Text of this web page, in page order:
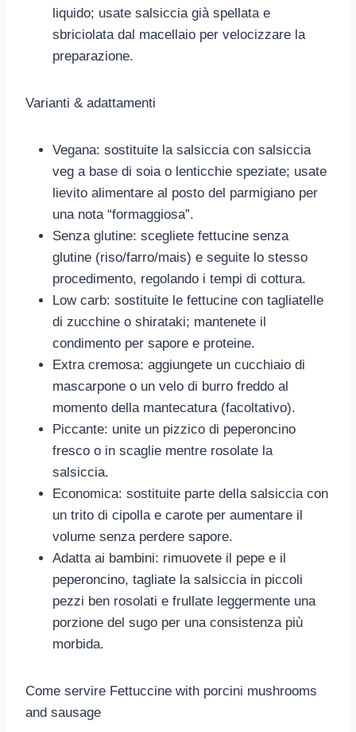
liquido; usate salsiccia già spellata e
sbriciolata dal macellaio per velocizzare la
preparazione.
Varianti & adattamenti
Vegana: sostituite la salsiccia con salsiccia
veg a base di soia o lenticchie speziate; usate
lievito alimentare al posto del parmigiano per
una nota “formaggiosa”.
Senza glutine: scegliete fettucine senza
glutine (riso/farro/mais) e seguite lo stesso
procedimento, regolando i tempi di cottura.
Low carb: sostituite le fettucine con tagliatelle
di zucchine o shirataki; mantenete il
condimento per sapore e proteine.
Extra cremosa: aggiungete un cucchiaio di
mascarpone o un velo di burro freddo al
momento della mantecatura (facoltativo).
Piccante: unite un pizzico di peperoncino
fresco o in scaglie mentre rosolate la
salsiccia.
Economica: sostituite parte della salsiccia con
un trito di cipolla e carote per aumentare il
volume senza perdere sapore.
Adatta ai bambini: rimuovete il pepe e il
peperoncino, tagliate la salsiccia in piccoli
pezzi ben rosolati e frullate leggermente una
porzione del sugo per una consistenza più
morbida.
Come servire Fettuccine with porcini mushrooms
and sausage